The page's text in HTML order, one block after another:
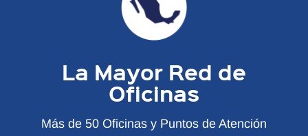
La Mayor Red de
Oficinas
Más de 50 Oficinas y Puntos de Atención